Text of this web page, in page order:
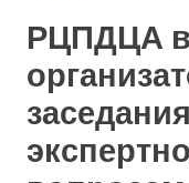
РЦПДЦА